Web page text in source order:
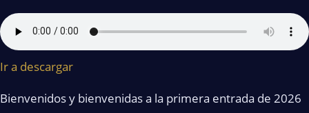
Ir a descargar
Bienvenidos y bienvenidas a la primera entrada de 2026